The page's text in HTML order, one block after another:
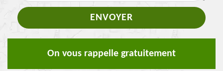
On vous rappelle gratuitement